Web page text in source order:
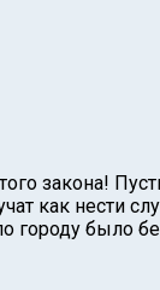
закона!
как нести
городу было